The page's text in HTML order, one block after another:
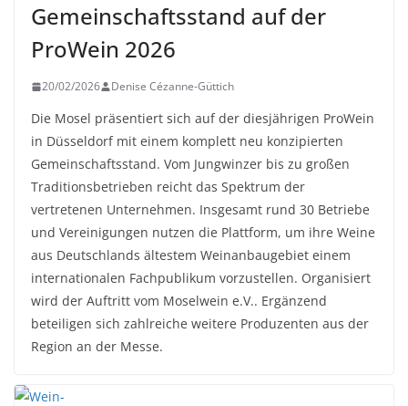
Gemeinschaftsstand auf der
ProWein 2026
20/02/2026 Denise Cézanne-Güttich
Die Mosel präsentiert sich auf der diesjährigen ProWein
in Düsseldorf mit einem komplett neu konzipierten
Gemeinschaftsstand. Vom Jungwinzer bis zu großen
Traditionsbetrieben reicht das Spektrum der
vertretenen Unternehmen. Insgesamt rund 30 Betriebe
und Vereinigungen nutzen die Plattform, um ihre Weine
aus Deutschlands ältestem Weinanbaugebiet einem
internationalen Fachpublikum vorzustellen. Organisiert
wird der Auftritt vom Moselwein e.V.. Ergänzend
beteiligen sich zahlreiche weitere Produzenten aus der
Region an der Messe.